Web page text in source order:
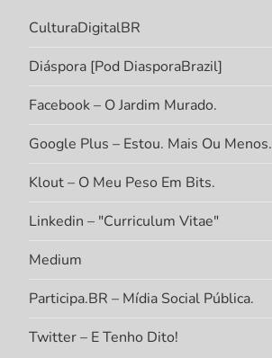
CulturaDigitalBR
Diáspora [Pod DiasporaBrazil]
Facebook – O Jardim Murado.
Google Plus – Estou. Mais Ou Menos.
Klout – O Meu Peso Em Bits.
Linkedin – "Curriculum Vitae"
Medium
Participa.BR – Mídia Social Pública.
Twitter – E Tenho Dito!